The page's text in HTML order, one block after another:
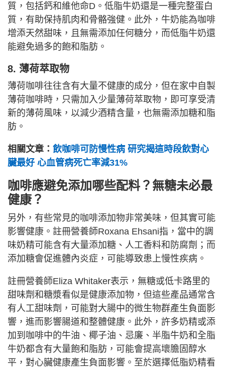
質，包括鈣和維他命D。低脂牛奶還是一種完整蛋白
質，有助保持肌肉和骨骼強健。此外，牛奶能為咖啡
增添天然甜味，且無需添加任何糖分，而低脂牛奶還
能避免過多的飽和脂肪。
8. 薄荷萃取物
薄荷咖啡往往含有大量不健康的成分，但在家中自製
薄荷咖啡時，只需加入少量薄荷萃取物，即可享受清
新的薄荷風味，以減少酒精含量，也無需添加糖和脂
肪。
相關文章： 飲咖啡可防慢性病 研究揭這時段飲對心
臟最好 心血管病死亡率減31%
咖啡應避免添加哪些配料？無糖未必最
健康？
另外，有些常見的咖啡添加物非常美味，但其實可能
影響健康。註冊營養師Roxana Ehsani指，當中的調
味奶精可能含有大量添加糖、人工香料和防腐劑；而
添加糖會促進體內炎症，可能導致患上慢性疾病。
註冊營養師Eliza Whitaker表示，無糖或低卡路里的
甜味劑和糖漿看似是健康添加物，但這些產品通常含
有人工甜味劑，可能對大腸中的微生物群產生負面影
響，進而影響腸道和整體健康。此外，許多奶精或添
加到咖啡中的牛油、椰子油、忌廉、半脂牛奶和全脂
牛奶都含有大量飽和脂肪，可能會提高壞膽固醇水
平，對心臟健康產生負面影響。至於選擇低脂奶精看